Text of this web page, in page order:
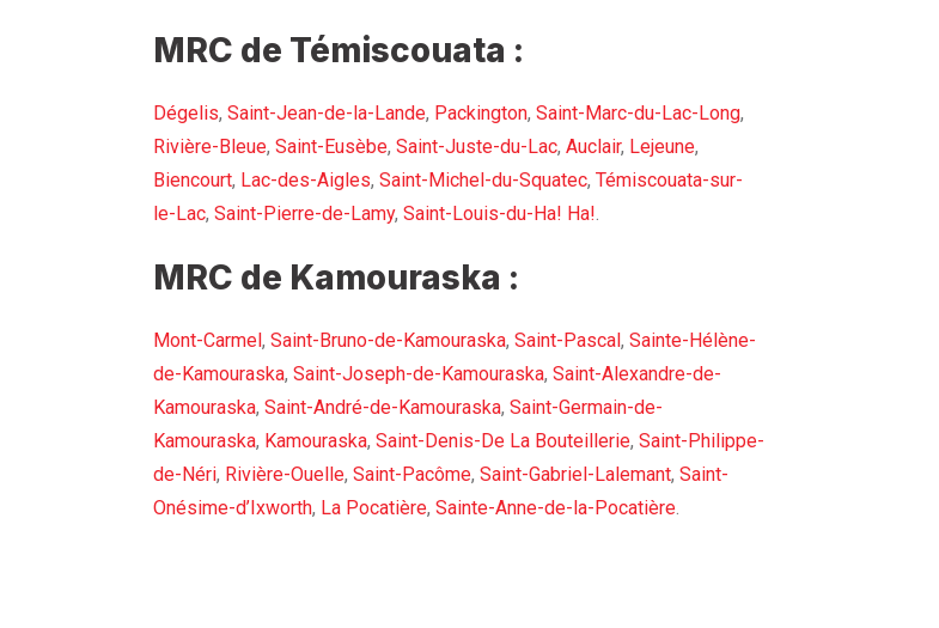
MRC de Témiscouata :
Dégelis, Saint-Jean-de-la-Lande, Packington, Saint-Marc-du-Lac-Long,
Rivière-Bleue, Saint-Eusèbe, Saint-Juste-du-Lac, Auclair, Lejeune,
Biencourt, Lac-des-Aigles, Saint-Michel-du-Squatec, Témiscouata-sur-
le-Lac, Saint-Pierre-de-Lamy, Saint-Louis-du-Ha! Ha!.
MRC de Kamouraska :
Mont-Carmel , Saint-Bruno-de-Kamouraska, Saint-Pascal , Sainte-Hélène-
de-Kamouraska, Saint-Joseph-de-Kamouraska, Saint-Alexandre-de-
Kamouraska, Saint-André-de-Kamouraska, Saint-Germain-de-
Kamouraska, Kamouraska, Saint-Denis-De La Bouteillerie, Saint-Philippe-
de-Néri, Rivière-Ouelle, Saint-Pacôme, Saint-Gabriel-Lalemant, Saint-
Onésime-d’Ixworth, La Pocatière, Sainte-Anne-de-la-Pocatière.